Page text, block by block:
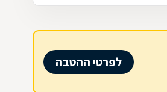
לפרטי ההטבה